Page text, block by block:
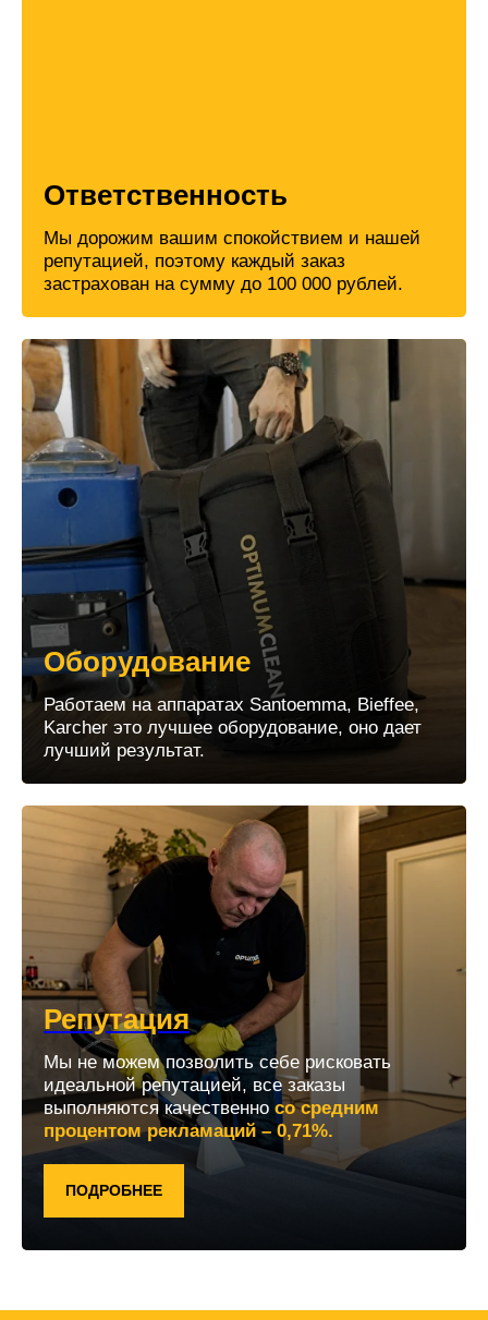
Ответственность
Мы дорожим вашим спокойствием и нашей
репутацией, поэтому каждый заказ
застрахован на сумму до 100 000 рублей.
Оборудование
Работаем на аппаратах Santoemma, Bieffee,
Karcher это лучшее оборудование, оно дает
лучший результат.
Репутация
Мы не можем позволить себе рисковать
идеальной репутацией, все заказы
выполняются качественно со средним
процентом рекламаций – 0,71%.
ПОДРОБНЕЕ